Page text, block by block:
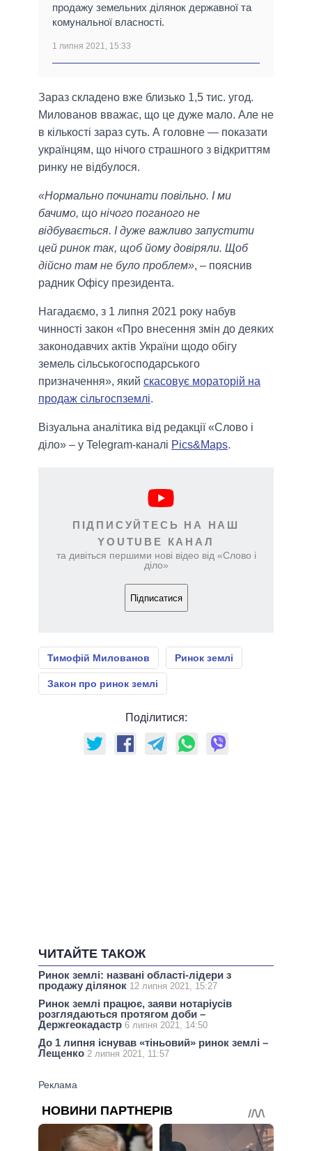
продажу земельних ділянок державної та
комунальної власності.
1 липня 2021, 15:33
Зараз складено вже близько 1,5 тис. угод.
Милованов вважає, що це дуже мало. Але не
в кількості зараз суть. А головне — показати
українцям, що нічого страшного з відкриттям
ринку не відбулося.
«Нормально починати повільно. І ми
бачимо, що нічого поганого не
відбувається. І дуже важливо запустити
цей ринок так, щоб йому довіряли. Щоб
дійсно там не було проблем», – пояснив
радник Офісу президента.
Нагадаємо, з 1 липня 2021 року набув
чинності закон «Про внесення змін до деяких
законодавчих актів України щодо обігу
земель сільськогосподарського
призначення», який скасовує мораторій на
продаж сільгоспземлі.
Візуальна аналітика від редакції «Слово і
діло» – у Telegram-каналі Pics&Maps.
ПІДПИСУЙТЕСЬ НА НАШ
YOUTUBE КАНАЛ
та дивіться першими нові відео від «Слово і
діло»
Підписатися
Тимофій Милованов Ринок землі
Закон про ринок землі
Поділитися:
ЧИТАЙТЕ ТАКОЖ
Ринок землі: названі області-лідери з
продажу ділянок 12 липня 2021, 15:27
Ринок землі працює, заяви нотаріусів
розглядаються протягом доби –
Держгеокадастр 6 липня 2021, 14:50
До 1 липня існував «тіньовий» ринок землі –
Лещенко 2 липня 2021, 11:57